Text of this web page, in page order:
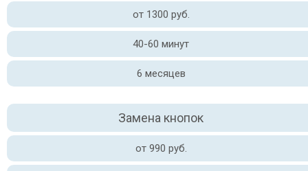
от 1300 руб.
40-60 минут
6 месяцев
Замена кнопок
от 990 руб.